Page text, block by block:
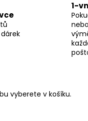
1-
vyberete v košíku.